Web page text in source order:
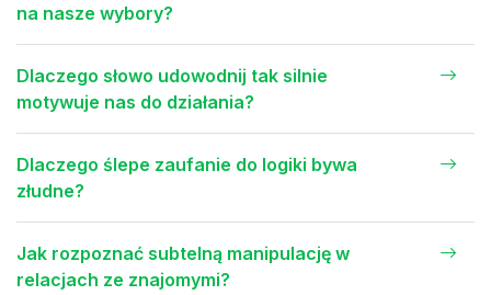
na nasze wybory?
Dlaczego słowo udowodnij tak silnie
motywuje nas do działania?
Dlaczego ślepe zaufanie do logiki bywa
złudne?
Jak rozpoznać subtelną manipulację w
relacjach ze znajomymi?